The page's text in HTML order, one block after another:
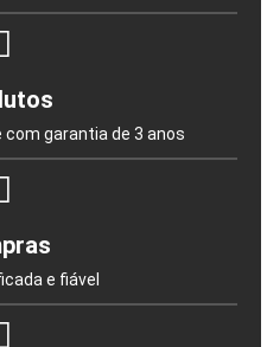
com garantia de 3 anos
e fiável